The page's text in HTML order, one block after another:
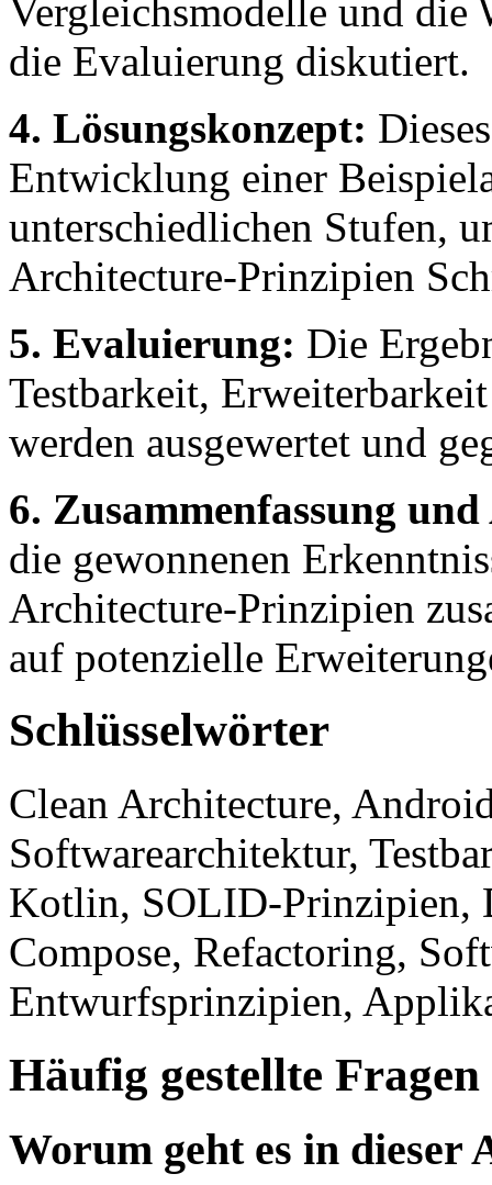
Vergleichsmodelle und die
die Evaluierung diskutiert.
4. Lösungskonzept:
Entwicklung einer
unterschiedlichen Stufen,
Architecture-Prinzipien
5. Evaluierung: Die
Testbarkeit,
werden ausgewertet und
6. Zusammenfassung
die gewonnenen
Architecture-Prinzipien
auf potenzielle
Schlüsselwörter
Clean Architecture,
Softwarearchitektur,
Kotlin, SOLID-Prinzipien,
Compose, Refactoring,
Entwurfsprinzipien,
Häufig gestellte Fragen
Worum geht es in dieser